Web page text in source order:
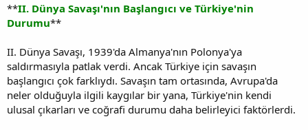
**II. Dünya Savaşı'nın Başlangıcı ve Türkiye'nin
Durumu**
II. Dünya Savaşı, 1939'da Almanya'nın Polonya'ya
saldırmasıyla patlak verdi. Ancak Türkiye için savaşın
başlangıcı çok farklıydı. Savaşın tam ortasında, Avrupa'da
neler olduğuyla ilgili kaygılar bir yana, Türkiye'nin kendi
ulusal çıkarları ve coğrafi durumu daha belirleyici faktörlerdi.